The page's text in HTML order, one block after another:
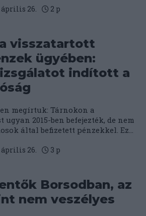
április 26. 2 p
visszatartott
ügyében:
indított a
megírtuk: Tárnokon a
2015-ben befejezték, de nem
által befizetett pénzekkel. Ez...
április 26. 3 p
Borsodban, az
nem veszélyes